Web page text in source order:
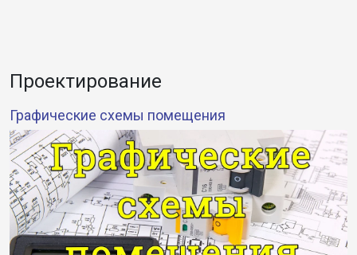
Проектирование
Графические схемы помещения